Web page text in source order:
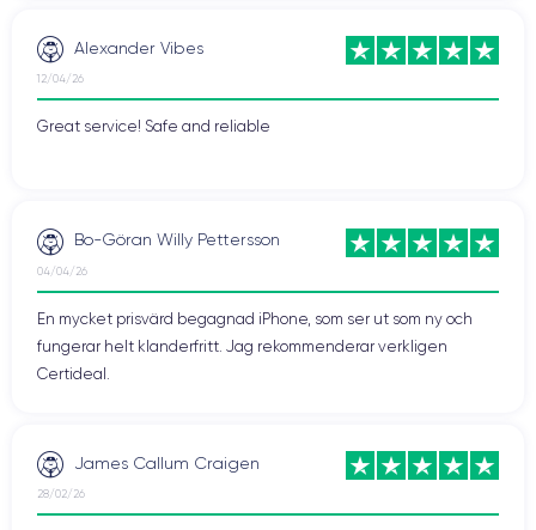
Alexander Vibes
12/04/26
Great service! Safe and reliable
Bo-Göran Willy Pettersson
04/04/26
En mycket prisvärd begagnad iPhone, som ser ut som ny och
fungerar helt klanderfritt. Jag rekommenderar verkligen
Certideal.
James Callum Craigen
28/02/26